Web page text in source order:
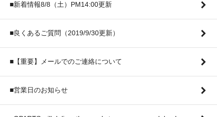
■新着情報8/8（土）PM14:00更新
■良くあるご質問（2019/9/30更新）
■【重要】メールでのご連絡について
■営業日のお知らせ